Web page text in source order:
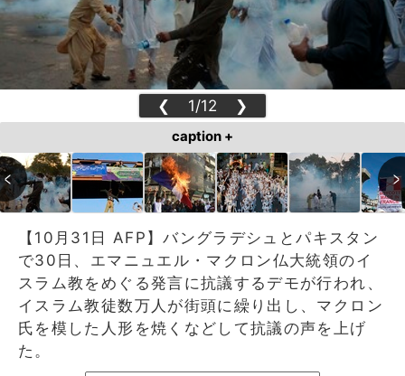
❮ 1/12 ❯
caption +
【10月31日 AFP】バングラデシュとパキスタン
で30日、エマニュエル・マクロン仏大統領のイ
スラム教をめぐる発言に抗議するデモが行われ、
イスラム教徒数万人が街頭に繰り出し、マクロン
氏を模した人形を焼くなどして抗議の声を上げ
た。